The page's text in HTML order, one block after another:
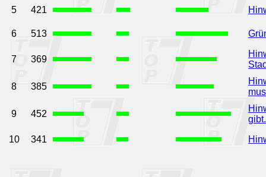
5 421
6 513
7 369
8 385
9 452
gibt.
10
341